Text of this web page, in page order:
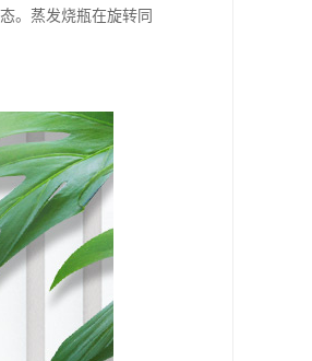
。蒸发烧瓶在旋转同